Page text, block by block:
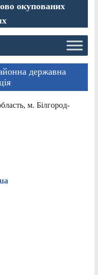
окупованих
державна
м. Білгород-